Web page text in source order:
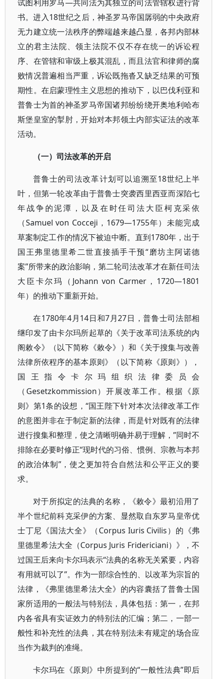
试图利用罗马—共同法为其独立的司法管辖权进行背
书。进入18世纪之后，神圣罗马帝国孱弱的中央政府
无力建立统一法秩序的弊端越来越凸显，各邦内部林
立的君主法院、领主法院不仅不存在统一的诉讼程
序、在管辖和审级上极其混乱，而且法官和律师的腐
败情况普遍相当严重，诉讼既拖沓又缺乏结果的可预
期性。在启蒙理性主义思想的推动下，以巴伐利亚和
普鲁士为首的神圣罗马帝国诸邦纷纷绕开奥地利哈布
斯堡皇室的掣肘，开始对本邦领土内部实证法的改革
活动。
（一）司法改革的开启
普鲁士的司法改革计划可以追溯至18世纪上半
叶，但第一轮改革由于普鲁士突袭西里西亚而深陷七
年战争的泥潭，以及在时任司法大臣柯克采依
（Samuel von Cocceji，1679—1755年）未能完成
草案制定工作的情况下被迫中断。直到1780年，出于
国王弗里德里希二世直接插手干预“磨坊主阿诺德
案”所带来的政治影响，第二轮司法改革才在新任司法
大臣卡尔玛（Johann von Carmer，1720—1801
年）的推动下重新开始。
在1780年4月14日和7月27日，普鲁士司法部相
继印发了由卡尔玛所起草的《关于改革司法系统的内
阁敕令》（以下简称《敕令》）和《关于搜集与改善
法律所依程序的基本原则》（以下简称《原则》），
国王指令卡尔玛组织法律委员会
（Gesetzkommission）开展改革工作。根据《原
则》第1条的设想，“国王陛下针对本次法律改革工作
的意图并非在于制定新的法律，而是针对既有的法律
进行搜集和整理，使之清晰明确并易于理解，”同时不
排除在必要时修正“现时代的习俗、惯例、宗教与本邦
的政治体制”，使之更加符合自然法和公平正义的要
求。
对于所拟定的法典的名称，《敕令》最初沿用了
半个世纪前科克采伊的方案、显然取自东罗马皇帝优
士丁尼《国法大全》（Corpus Iuris Civilis）的《弗
里德里希法大全（Corpus Juris Fridericiani）》，不
过国王后来向卡尔玛表示“法典的名称无关紧要，内容
有用就可以了”。作为一部综合性的、以改革为宗旨的
法律，《弗里德里希法大全》的内容囊括了普鲁士国
家所适用的一般法与特别法，具体包括：第一，在邦
内各省具有实证效力的特别法的汇编；第二，一部一
般性和补充性的法典，其在特别法未有规定的场合应
当作为裁判的准绳。
卡尔玛在《原则》中所提到的“一般性法典”即后